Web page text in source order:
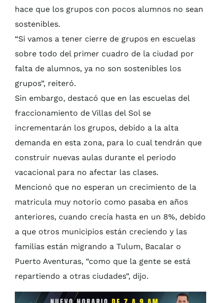
hace que los grupos con pocos alumnos no sean
sostenibles.
“Si vamos a tener cierre de grupos en escuelas
sobre todo del primer cuadro de la ciudad por
falta de alumnos, ya no son sostenibles los
grupos”, reiteró.
Sin embargo, destacó que en las escuelas del
fraccionamiento de Villas del Sol se
incrementarán los grupos, debido a la alta
demanda en esta zona, para lo cual tendrán que
construir nuevas aulas durante el periodo
vacacional para no afectar las clases.
Mencionó que no esperan un crecimiento de la
matricula muy notorio como pasaba en años
anteriores, cuando crecía hasta en un 8%, debido
a que otros municipios están creciendo y las
familias están migrando a Tulum, Bacalar o
Puerto Aventuras, “como que la gente se está
repartiendo a otras ciudades”, dijo.